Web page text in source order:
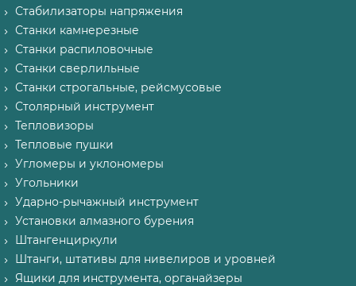
Стабилизаторы напряжения
Станки камнерезные
Станки распиловочные
Станки сверлильные
Станки строгальные, рейсмусовые
Столярный инструмент
Тепловизоры
Тепловые пушки
Угломеры и уклономеры
Угольники
Ударно-рычажный инструмент
Установки алмазного бурения
Штангенциркули
Штанги, штативы для нивелиров и уровней
Ящики для инструмента, органайзеры